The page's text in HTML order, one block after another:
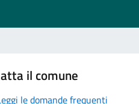
il comune
le domande frequenti